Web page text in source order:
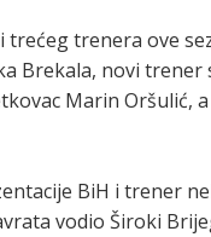
trećeg trenera ove
Brekala, novi
Marin Oršulić,
BiH i trener
vodio Široki